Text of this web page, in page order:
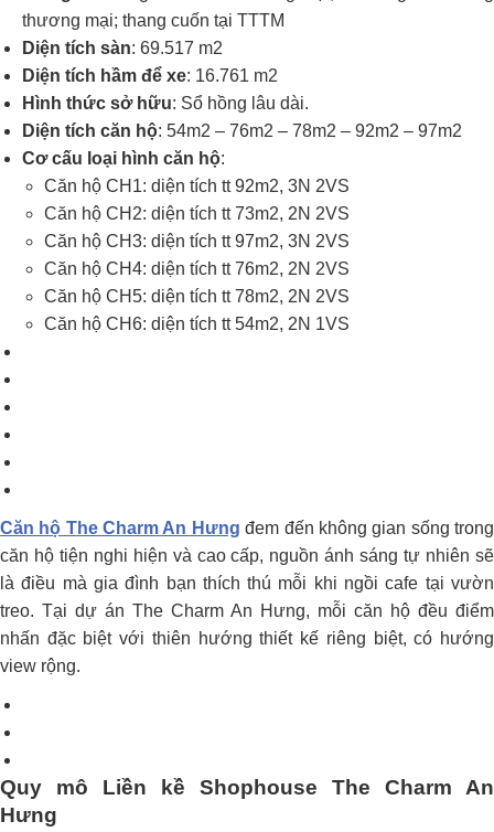
thương mại; thang cuốn tại TTTM
Diện tích sàn: 69.517 m2
Diện tích hầm để xe: 16.761 m2
Hình thức sở hữu: Sổ hồng lâu dài.
Diện tích căn hộ: 54m2 – 76m2 – 78m2 – 92m2 – 97m2
Cơ cấu loại hình căn hộ:
Căn hộ CH1: diện tích tt 92m2, 3N 2VS
Căn hộ CH2: diện tích tt 73m2, 2N 2VS
Căn hộ CH3: diện tích tt 97m2, 3N 2VS
Căn hộ CH4: diện tích tt 76m2, 2N 2VS
Căn hộ CH5: diện tích tt 78m2, 2N 2VS
Căn hộ CH6: diện tích tt 54m2, 2N 1VS
Căn hộ The Charm An Hưng đem đến không gian sống trong
căn hộ tiện nghi hiện và cao cấp, nguồn ánh sáng tự nhiên sẽ
là điều mà gia đình bạn thích thú mỗi khi ngồi cafe tại vườn
treo. Tại dự án The Charm An Hưng, mỗi căn hộ đều điểm
nhấn đặc biệt với thiên hướng thiết kế riêng biệt, có hướng
view rộng.
Quy mô Liền kề Shophouse The Charm An
Hưng